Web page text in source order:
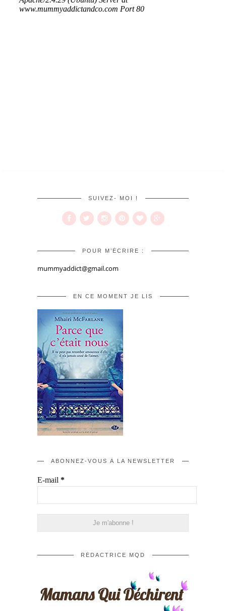
SUIVEZ- MOI !
POUR M’ÉCRIRE :
mummyaddict@gmail.com
EN CE MOMENT JE LIS
ABONNEZ-VOUS À LA NEWSLETTER
E-mail *
RÉDACTRICE MQD